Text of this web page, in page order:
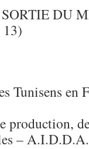
DU
Tunisens en
production,
– A.I.D.D.A.